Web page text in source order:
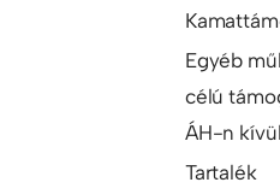
Egyéb
célú
ÁH-n
Tartalék